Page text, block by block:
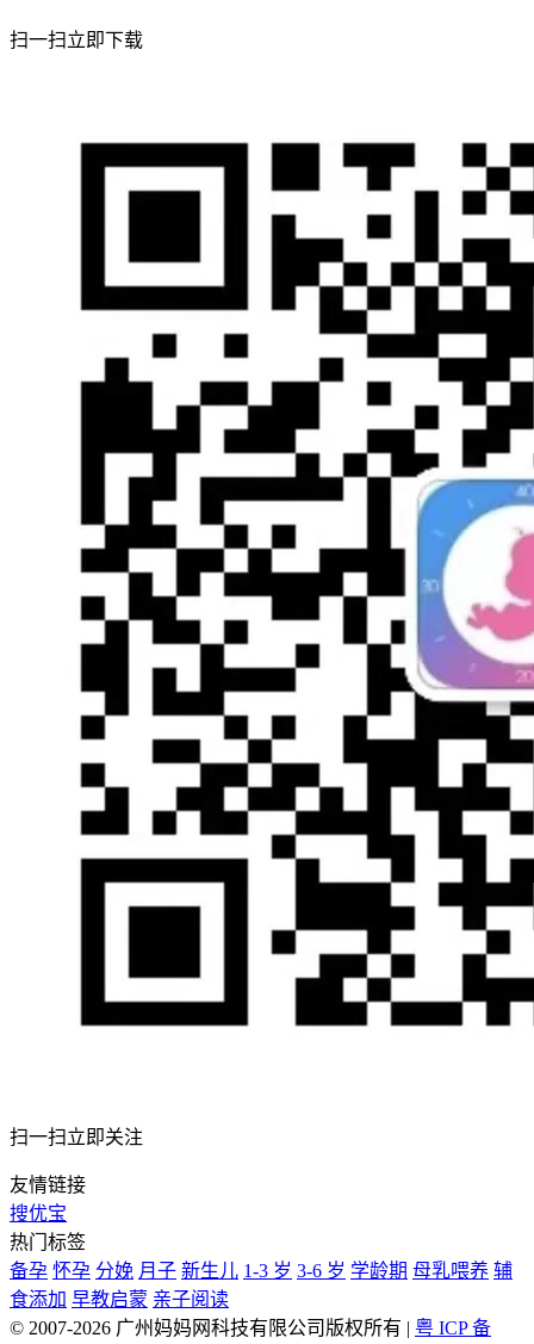
扫一扫立即下载
扫一扫立即关注
友情链接
搜优宝
热门标签
备孕 怀孕 分娩 月子 新生儿 1-3 岁 3-6 岁 学龄期 母乳喂养 辅
食添加 早教启蒙 亲子阅读
© 2007-2026 广州妈妈网科技有限公司版权所有 | 粤 ICP 备